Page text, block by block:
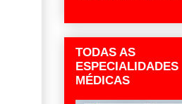
TODAS AS
ESPECIALIDADES
MÉDICAS